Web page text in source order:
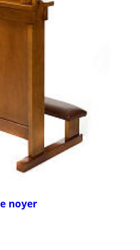
noyer